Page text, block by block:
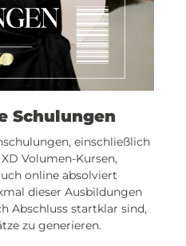
Schulungen
einschließlich
Volumen-Kursen,
online absolviert
dieser Ausbildungen
Abschluss startklar sind,
zu generieren.